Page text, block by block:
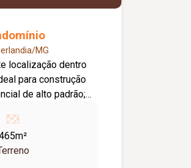
MG
para construção
de alto padrão;
seus sonhos.